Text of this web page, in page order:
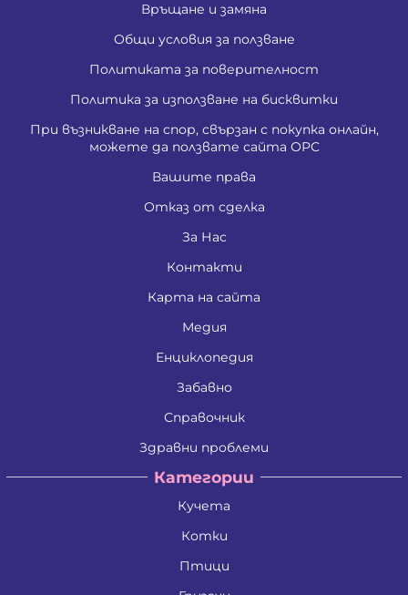
Връщане и замяна
Общи условия за ползване
Политиката за поверителност
Политика за използване на бисквитки
При възникване на спор, свързан с покупка онлайн,
можете да ползвате сайта ОРС
Вашите права
Отказ от сделка
За Нас
Контакти
Карта на сайта
Медия
Енциклопедия
Забавно
Справочник
Здравни проблеми
Категории
Кучета
Котки
Птици